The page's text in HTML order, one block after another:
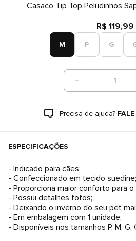
Casaco Tip Top Peludinhos
R$ 119,99
M P G
1
Precisa de ajuda?
ESPECIFICAÇÕES
- Indicado para cães;
- Confeccionado em tecido suedine;
- Proporciona maior conforto para
- Possui detalhes fofos;
- Deixando o inverno do seu pet
- Em embalagem com 1 unidade;
- Disponíveis nos tamanhos P, M, G,